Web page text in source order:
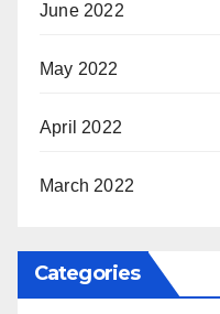
June 2022
May 2022
April 2022
March 2022
Categories